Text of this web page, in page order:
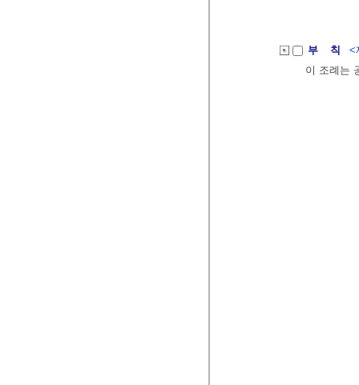
부 칙
<
이 조례는